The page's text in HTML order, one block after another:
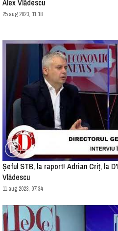
Alex Vlădescu
25 aug 2023, 11:18
Șeful STB, la raport! Adrian Criț, la
Vlădescu
11 aug 2023, 07:34